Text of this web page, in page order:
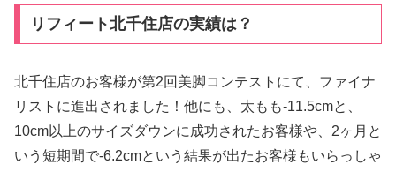
リフィート北千住店の実績は？
北千住店のお客様が第2回美脚コンテストにて、ファイナ
リストに進出されました！他にも、太もも-11.5cmと、
10cm以上のサイズダウンに成功されたお客様や、2ヶ月と
いう短期間で-6.2cmという結果が出たお客様もいらっしゃ